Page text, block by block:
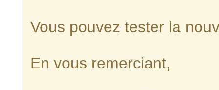
Vous pouvez tester la
En vous remerciant,